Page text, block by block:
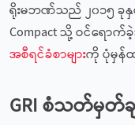
ရိုးမဘဏ်သည် ၂၀၁၅ ခုနှ
Compact သို့ ဝင်ရော
အစီရင်ခံစာများကို ပုံမှန်
GRI စံသတ်မှတ်ခ